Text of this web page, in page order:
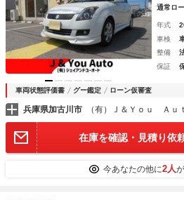
通常ロ
年式
車検
整備
保証
車両状態評価書 グー鑑定 ローン仮審査
兵庫県加古川市 （有）Ｊ＆Ｙｏｕ Ａｕ
在庫を確認・見積り依
今あなたの他に2人